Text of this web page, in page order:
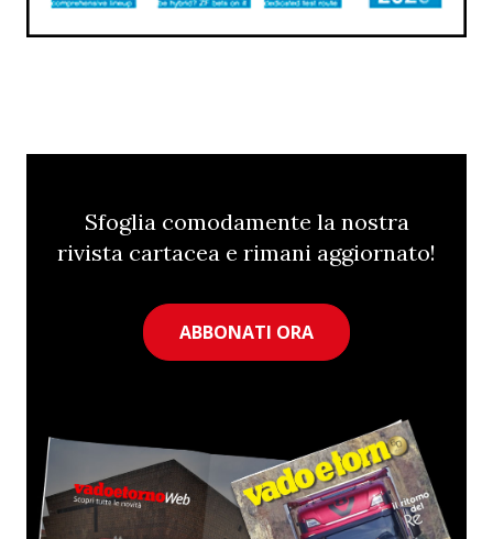
Sfoglia comodamente la nostra
rivista cartacea e rimani aggiornato!
ABBONATI ORA